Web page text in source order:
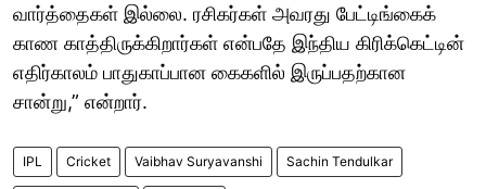
வார்த்தைகள் இல்லை. ரசிகர்கள் அவரது பேட்டிங்கைக்
காண காத்திருக்கிறார்கள் என்பதே இந்திய கிரிக்கெட்டின்
எதிர்காலம் பாதுகாப்பான கைகளில் இருப்பதற்கான
சான்று,” என்றார்.
IPL Cricket Vaibhav Suryavanshi Sachin Tendulkar